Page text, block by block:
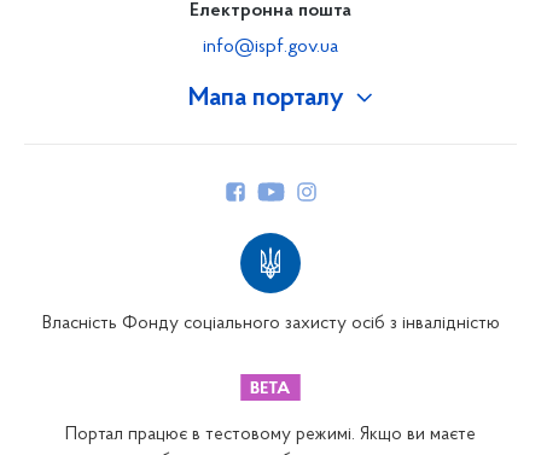
Мапа порталу
Електронна пошта
info@ispf.gov.ua
Власність Фонду соціального захисту осіб з інвалідністю
Портал працює в тестовому режимі. Якщо ви маєте